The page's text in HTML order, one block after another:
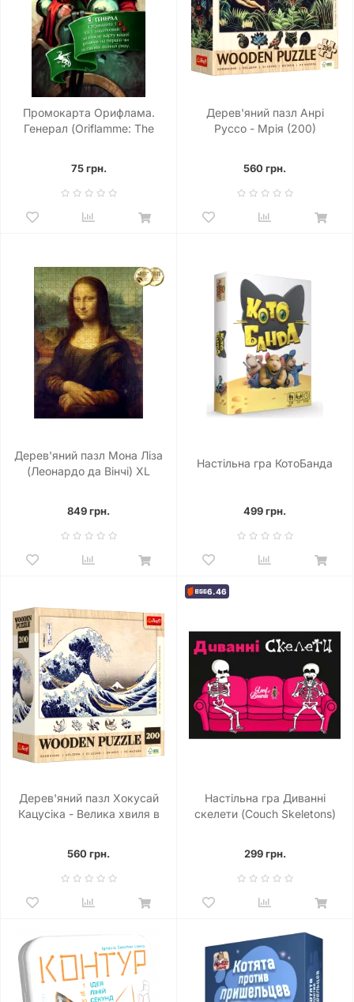
Промокарта Орифлама.
Генерал (Oriflamme: The
75 грн.
Дерев'яний пазл Анрі
Руссо - Мрія (200)
560 грн.
Дерев'яний пазл Мона Ліза
(Леонардо да Вінчі) XL
849 грн.
Настільна гра КотоБанда
499 грн.
Дерев'яний пазл Хокусай
Кацусіка - Велика хвиля в
560 грн.
6.46
Настільна гра Диванні
скелети (Couch Skeletons)
299 грн.